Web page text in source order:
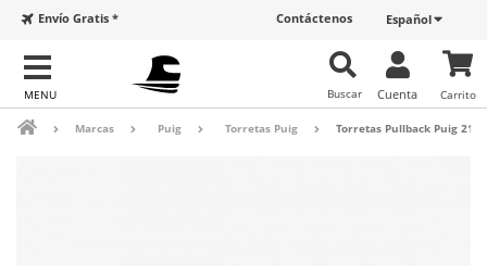
Español
Contáctenos
Envío Gratis *
Carrito
Cuenta
Buscar
Marcas Puig Torretas Puig Torretas Pullback Puig